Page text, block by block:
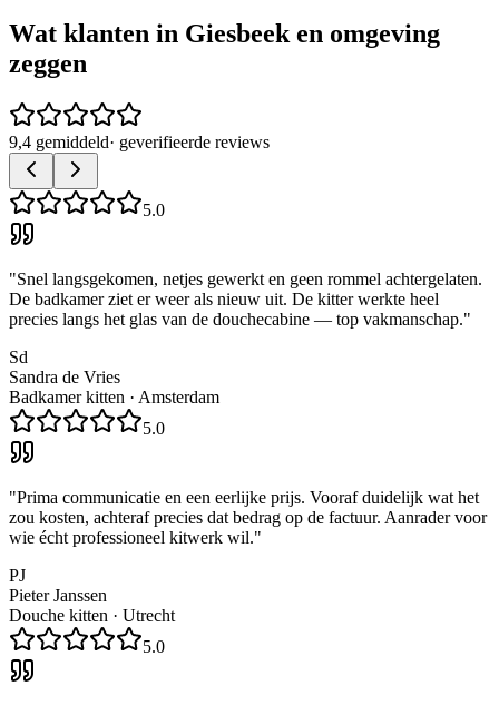
Wat klanten in Giesbeeken omgeving
zeggen
9,4 gemiddeld· geverifieerde reviews
5.0
"Snel langsgekomen, netjes gewerkt en geen rommel achtergelaten.
De badkamer ziet er weer als nieuw uit. De kitter werkte heel
precies langs het glas van de douchecabine — top vakmanschap."
Sd
Sandra de Vries
Badkamer kitten · Amsterdam
5.0
"Prima communicatie en een eerlijke prijs. Vooraf duidelijk wat het
zou kosten, achteraf precies dat bedrag op de factuur. Aanrader voor
wie écht professioneel kitwerk wil."
PJ
Pieter Janssen
Douche kitten · Utrecht
5.0